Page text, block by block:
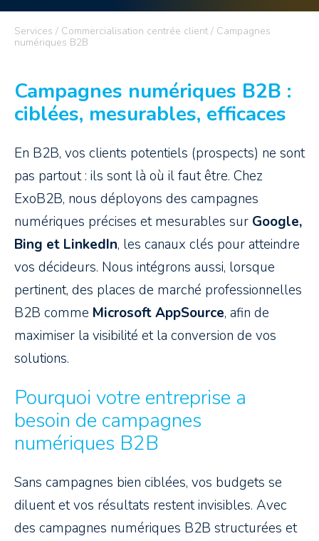
Services / Commercialisation centrée client / Campagnes
numériques B2B
Campagnes numériques B2B :
ciblées, mesurables, efficaces
En B2B, vos clients potentiels (prospects) ne sont
pas partout : ils sont là où il faut être. Chez
ExoB2B, nous déployons des campagnes
numériques précises et mesurables sur Google,
Bing et LinkedIn, les canaux clés pour atteindre
vos décideurs. Nous intégrons aussi, lorsque
pertinent, des places de marché professionnelles
B2B comme Microsoft AppSource, afin de
maximiser la visibilité et la conversion de vos
solutions.
Pourquoi votre entreprise a
besoin de campagnes
numériques B2B
Sans campagnes bien ciblées, vos budgets se
diluent et vos résultats restent invisibles. Avec
des campagnes numériques B2B structurées et